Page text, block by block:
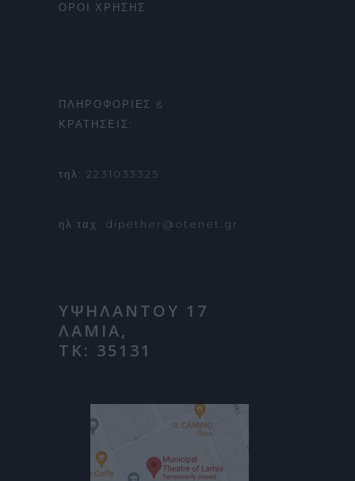
ΟΡΟΙ ΧΡΗΣΗΣ
ΠΛΗΡΟΦΟΡΙΕΣ &
ΚΡΑΤΗΣΕΙΣ:
τηλ: 2231033325
ηλ.ταχ: dipether@otenet.gr
ΥΨΗΛΑΝΤΟΥ 17
ΛΑΜΙΑ,
ΤΚ: 35131